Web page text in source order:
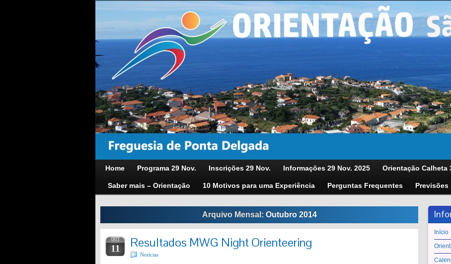
Home Programa 29 Nov. Inscrições 29 Nov. Informações 29 Nov. 2025 Orientação Calheta
Saber mais – Orientação 10 Motivos para uma Experiência Perguntas Frequentes
Arquivo Mensal: Outubro 2014
OUT
11 Resultados MWG Night Orienteering
Notícias
Início